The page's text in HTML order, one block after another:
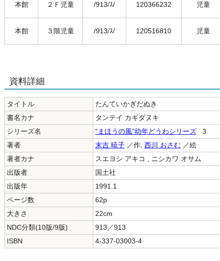
本館 ２Ｆ児童 /913/ｽ/ 120366232 児童
本館 ３階児童 /913/ｽ/ 120516810 児童
資料詳細
タイトル
たんていかぎだぬき
書名カナ
タンテイ カギダヌキ
シリーズ名
“まほうの風”幼年どうわシリーズ 3
著者
末吉 暁子 ／作, 西川 おさむ ／絵
著者カナ
スエヨシ アキコ , ニシカワ オサム
出版者
国土社
出版年
1991.1
ページ数
62p
大きさ
22cm
NDC分類(10版/9版)
913／913
ISBN
4-337-03003-4